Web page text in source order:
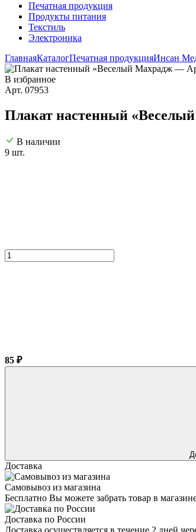
Печатная продукция
Продукты питания
Текстиль
Электроника
ГлавнаяКаталогПечатная продукцияИнсан
В избранное
Арт. 07953
Плакат настенный
В наличии
9 шт.
85 ₽
Доставка
Самовывоз из магазина
Бесплатно Вы можете забрать товар в
Доставка по России
Доставка осуществляется в течение 2 дней